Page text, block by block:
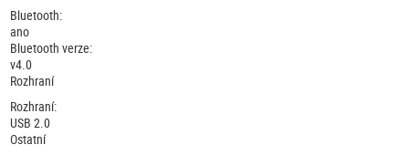
Bluetooth:
ano
Bluetooth verze:
v4.0
Rozhraní
Rozhraní:
USB 2.0
Ostatní